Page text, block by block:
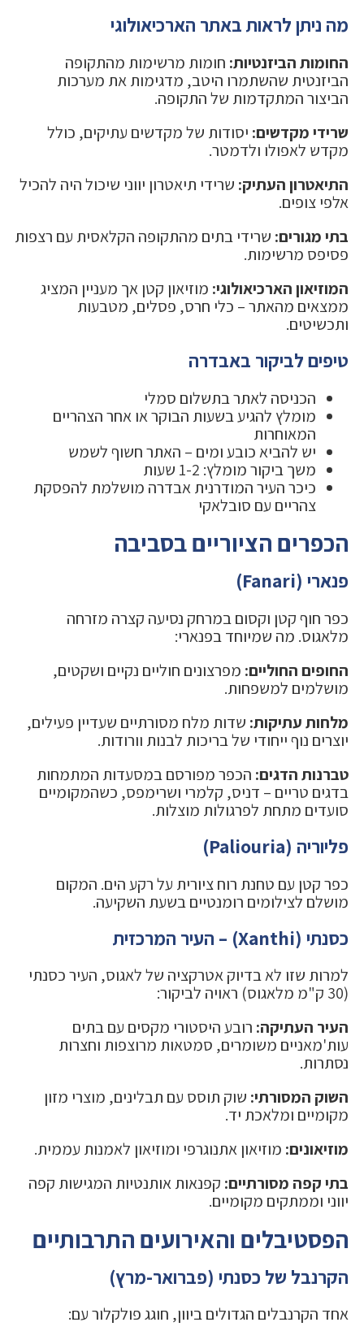
מה ניתן לראות באתר הארכיאולוגי
החומות הביזנטיות: חומות מרשימות מהתקופה
הביזנטית שהשתמרו היטב, מדגימות את מערכות
הביצור המתקדמות של התקופה.
שרידי מקדשים: יסודות של מקדשים עתיקים, כולל
מקדש לאפולו ולדמטר.
התיאטרון העתיק: שרידי תיאטרון יווני שיכול היה להכיל
אלפי צופים.
בתי מגורים: שרידי בתים מהתקופה הקלאסית עם רצפות
פסיפס מרשימות.
המוזיאון הארכיאולוגי: מוזיאון קטן אך מעניין המציג
ממצאים מהאתר – כלי חרס, פסלים, מטבעות
ותכשיטים.
טיפים לביקור באבדרה
הכניסה לאתר בתשלום סמלי
מומלץ להגיע בשעות הבוקר או אחר הצהריים
המאוחרות
יש להביא כובע ומים – האתר חשוף לשמש
משך ביקור מומלץ: 1-2 שעות
כיכר העיר המודרנית אבדרה מושלמת להפסקת
צהריים עם סובלאקי
הכפרים הציוריים בסביבה
פנארי (Fanari)
כפר חוף קטן וקסום במרחק נסיעה קצרה מזרחה
מלאגוס. מה שמיוחד בפנארי:
החופים החוליים: מפרצונים חוליים נקיים ושקטים,
מושלמים למשפחות.
מלחות עתיקות: שדות מלח מסורתיים שעדיין פעילים,
יוצרים נוף ייחודי של בריכות לבנות וורודות.
טברנות הדגים: הכפר מפורסם במסעדות המתמחות
בדגים טריים – דניס, קלמרי ושרימפס, כשהמקומיים
סועדים מתחת לפרגולות מוצלות.
פליוריה (Paliouria)
כפר קטן עם טחנת רוח ציורית על רקע הים. המקום
מושלם לצילומים רומנטיים בשעת השקיעה.
כסנתי (Xanthi) – העיר המרכזית
למרות שזו לא בדיוק אטרקציה של לאגוס, העיר כסנתי
(30 ק"מ מלאגוס) ראויה לביקור:
העיר העתיקה: רובע היסטורי מקסים עם בתים
עות'מאניים משומרים, סמטאות מרוצפות וחצרות
נסתרות.
השוק המסורתי: שוק תוסס עם תבלינים, מוצרי מזון
מקומיים ומלאכת יד.
מוזיאונים: מוזיאון אתנוגרפי ומוזיאון לאמנות עממית.
בתי קפה מסורתיים: קפנאות אותנטיות המגישות קפה
יווני וממתקים מקומיים.
הפסטיבלים והאירועים התרבותיים
הקרנבל של כסנתי (פברואר-מרץ)
אחד הקרנבלים הגדולים ביוון, חוגג פולקלור עם: